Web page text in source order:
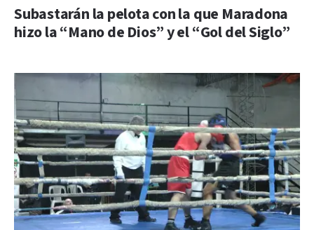
Subastarán la pelota con la que Maradona
hizo la “Mano de Dios” y el “Gol del Siglo”